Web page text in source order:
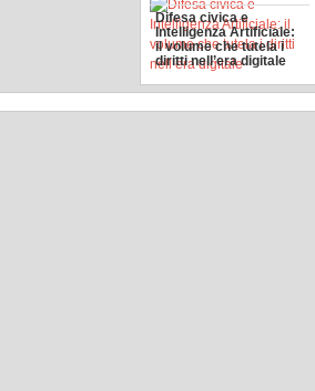
Difesa civica e
Intelligenza Artificiale:
il volume che tutela i
diritti nell’era digitale